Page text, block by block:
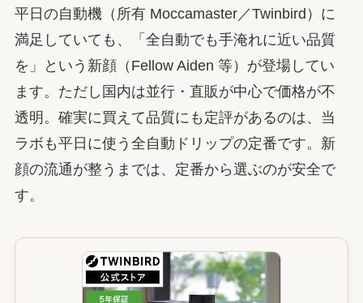
平日の自動機（所有 Moccamaster／Twinbird）に
満足していても、「全自動でも手淹れに近い品質
を」という新顔（Fellow Aiden 等）が登場してい
ます。ただし国内は並行・直販が中心で価格が不
透明。確実に買えて品質にも定評があるのは、当
ラボも平日に使う全自動ドリップの定番です。新
顔の流通が整うまでは、定番から選ぶのが安全で
す。